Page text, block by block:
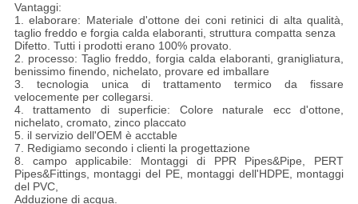
Vantaggi:
1. elaborare: Materiale d'ottone dei coni retinici di alta qualità,
taglio freddo e forgia calda elaboranti, struttura compatta senza
Difetto. Tutti i prodotti erano 100% provato.
2. processo: Taglio freddo, forgia calda elaboranti, granigliatura,
benissimo finendo, nichelato, provare ed imballare
3. tecnologia unica di trattamento termico da fissare
velocemente per collegarsi.
4. trattamento di superficie: Colore naturale ecc d'ottone,
nichelato, cromato, zinco placcato
5. il servizio dell'OEM è acctable
7. Redigiamo secondo i clienti la progettazione
8. campo applicabile: Montaggi di PPR Pipes&Pipe, PERT
Pipes&Fittings, montaggi del PE, montaggi dell'HDPE, montaggi
del PVC,
Adduzione di acqua.